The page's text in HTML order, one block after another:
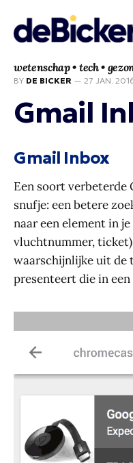
wetenschap • tech •
BY DE BICKER — 27 JAN.
Gmail
Gmail Inbox
Een soort verbeterde
snufje: een betere
naar een element in
vluchtnummer,
waarschijnlijke uit de
presenteert die in